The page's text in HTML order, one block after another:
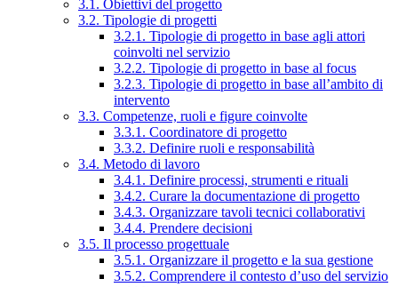
3.1. Obiettivi del progetto
3.2. Tipologie di progetti
3.2.1. Tipologie di progetto in base agli attori
coinvolti nel servizio
3.2.2. Tipologie di progetto in base al focus
3.2.3. Tipologie di progetto in base all’ambito di
intervento
3.3. Competenze, ruoli e figure coinvolte
3.3.1. Coordinatore di progetto
3.3.2. Definire ruoli e responsabilità
3.4. Metodo di lavoro
3.4.1. Definire processi, strumenti e rituali
3.4.2. Curare la documentazione di progetto
3.4.3. Organizzare tavoli tecnici collaborativi
3.4.4. Prendere decisioni
3.5. Il processo progettuale
3.5.1. Organizzare il progetto e la sua gestione
3.5.2. Comprendere il contesto d’uso del servizio